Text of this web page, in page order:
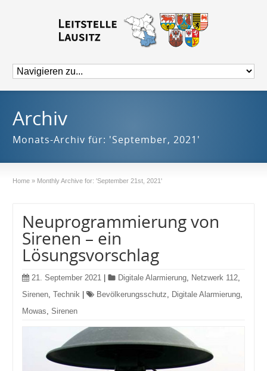
Archiv
Monats-Archiv für: 'September, 2021'
Home » Monthly Archive for: 'September 21st, 2021'
Neuprogrammierung von
Sirenen – ein
Lösungsvorschlag
21. September 2021 Digitale Alarmierung, Netzwerk 112,
Sirenen,Technik Bevölkerungsschutz, Digitale Alarmierung,
Mowas,Sirenen